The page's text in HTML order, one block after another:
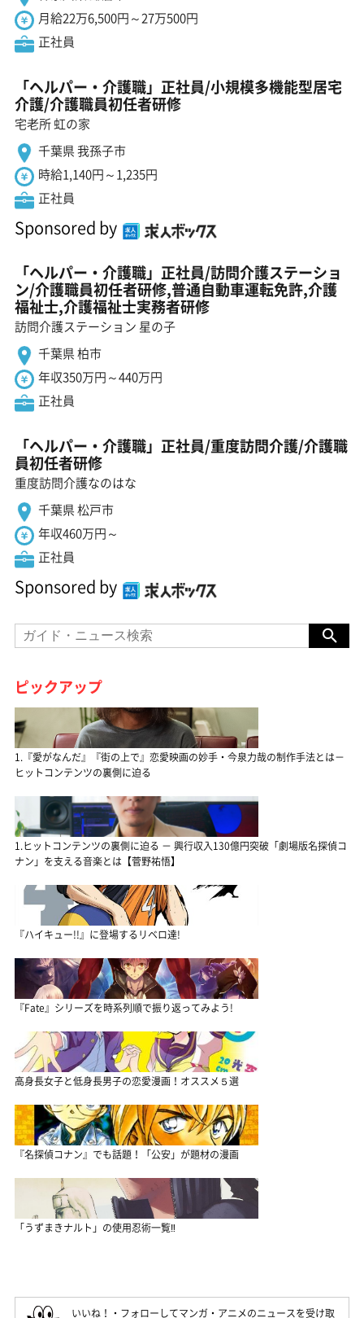
月給22万6,500円～27万500円
正社員
「ヘルパー・介護職」正社員/小規模多機能型居宅
介護/介護職員初任者研修
宅老所 虹の家
千葉県 我孫子市
時給1,140円～1,235円
正社員
Sponsored by
「ヘルパー・介護職」正社員/訪問介護ステーショ
ン/介護職員初任者研修,普通自動車運転免許,介護
福祉士,介護福祉士実務者研修
訪問介護ステーション 星の子
千葉県 柏市
年収350万円～440万円
正社員
「ヘルパー・介護職」正社員/重度訪問介護/介護職
員初任者研修
重度訪問介護なのはな
千葉県 松戸市
年収460万円～
正社員
Sponsored by
ピックアップ
1.『愛がなんだ』『街の上で』恋愛映画の妙手・今泉力哉の制作手法とは－
ヒットコンテンツの裏側に迫る
1.ヒットコンテンツの裏側に迫る － 興行収入130億円突破「劇場版名探偵コ
ナン」を支える音楽とは【菅野祐悟】
『ハイキュー!!』に登場するリベロ達!
『Fate』シリーズを時系列順で振り返ってみよう!
高身長女子と低身長男子の恋愛漫画！オススメ５選
『名探偵コナン』でも話題！「公安」が題材の漫画
「うずまきナルト」の使用忍術一覧‼
いいね！・フォローしてマンガ・アニメのニュースを受け取